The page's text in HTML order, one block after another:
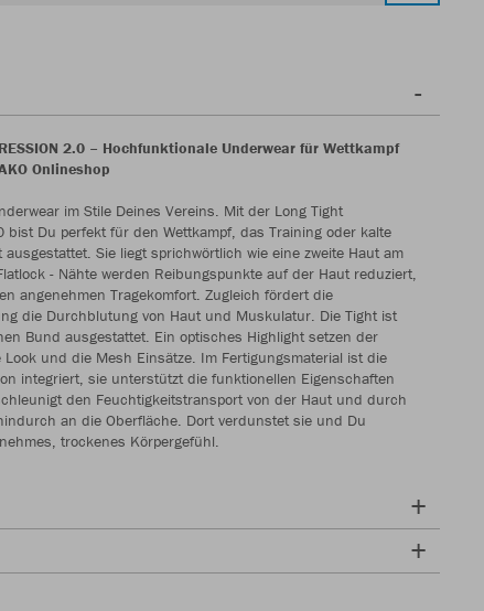
2.0 – Hochfunktionale Underwear für Wettkampf
Onlineshop
im Stile Deines Vereins. Mit der Long Tight
bist Du perfekt für den Wettkampf, das Training oder kalte
ausgestattet. Sie liegt sprichwörtlich wie eine zweite Haut am
- Nähte werden Reibungspunkte auf der Haut reduziert,
angenehmen Tragekomfort. Zugleich fördert die
die Durchblutung von Haut und Muskulatur. Die Tight ist
Bund ausgestattet. Ein optisches Highlight setzen der
Look und die Mesh Einsätze. Im Fertigungsmaterial ist die
integriert, sie unterstützt die funktionellen Eigenschaften
den Feuchtigkeitstransport von der Haut und durch
an die Oberfläche. Dort verdunstet sie und Du
trockenes Körpergefühl.